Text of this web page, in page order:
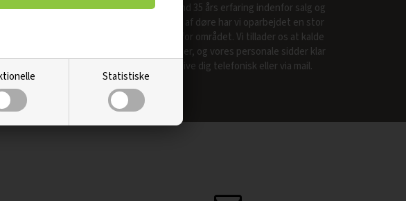
Statistiske
Hvis
Med mere end 35 års erfaring indenfor salg og
forsendelse af døre har vi oparbejdet en stor
viden indenfor området. Vi tillader os at kalde
os specialister, og vores personale sidder klar
til at rådgive dig telefonisk eller via mail.